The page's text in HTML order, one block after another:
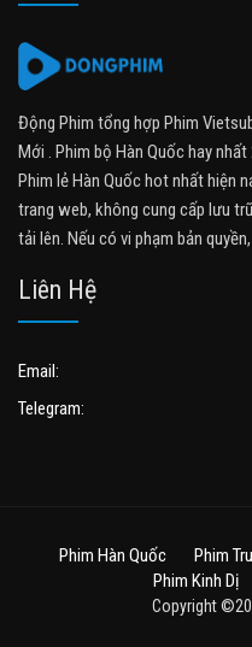
Động Phim tổng hợp Phim
Mới . Phim bộ Hàn Quốc hay
Phim lẻ Hàn Quốc hot nhất hiện
trang web, không cung cấp lưu
tải lên. Nếu có vi phạm bản
Liên Hệ
Email:
Telegram:
Phim Hàn Quốc Phim
Phim Kinh Dị
Copyright